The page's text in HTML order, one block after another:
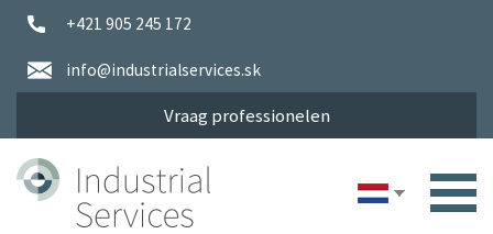
+421 905 245 172
info@industrialservices.sk
Vraag professionelen